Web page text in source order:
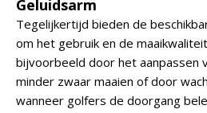
Geluidsarm
Tegelijkertijd bieden de
om het gebruik en de
bijvoorbeeld door het aanpassen
minder zwaar maaien of door
wanneer golfers de doorgang